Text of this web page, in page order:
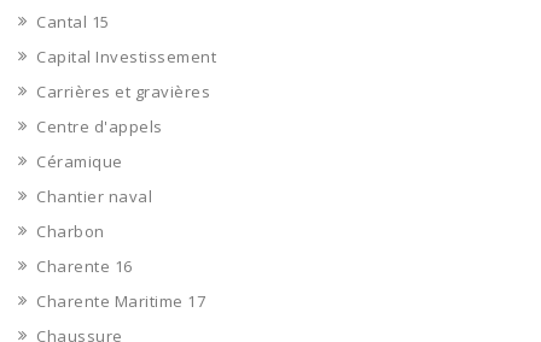
Cantal 15
Capital Investissement
Carrières et gravières
Centre d'appels
Céramique
Chantier naval
Charbon
Charente 16
Charente Maritime 17
Chaussure